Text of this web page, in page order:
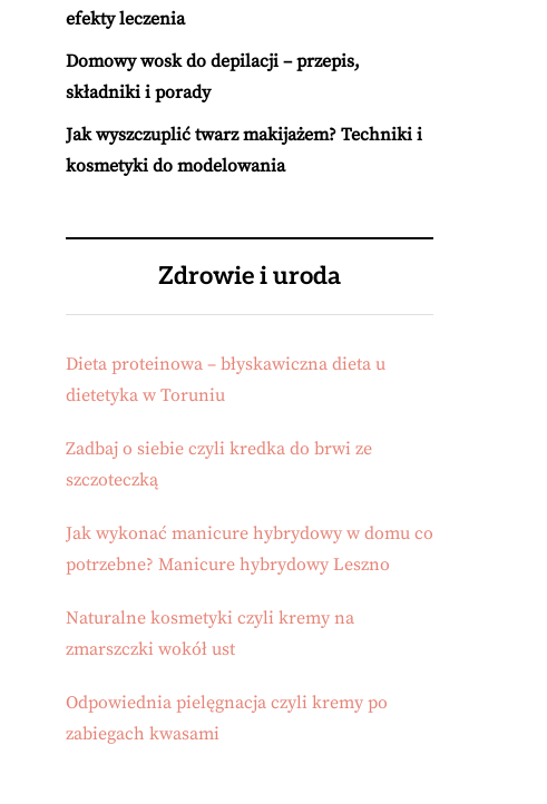
efekty leczenia
Domowy wosk do depilacji – przepis,
składniki i porady
Jak wyszczuplić twarz makijażem? Techniki i
kosmetyki do modelowania
Zdrowie i uroda
Dieta proteinowa – błyskawiczna dieta u
dietetyka w Toruniu
Zadbaj o siebie czyli kredka do brwi ze
szczoteczką
Jak wykonać manicure hybrydowy w domu co
potrzebne? Manicure hybrydowy Leszno
Naturalne kosmetyki czyli kremy na
zmarszczki wokół ust
Odpowiednia pielęgnacja czyli kremy po
zabiegach kwasami